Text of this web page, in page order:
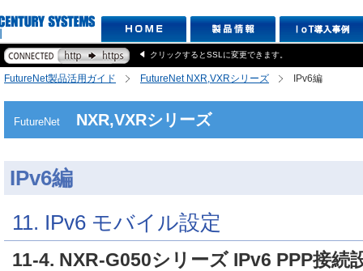
クリックするとSSLに変更できます。
FutureNet製品活用ガイド FutureNet NXR,VXRシリーズ IPv6編
FutureNet NXR,VXRシリーズ
IPv6編
11. IPv6 モバイル設定
11-4. NXR-G050シリーズ IPv6 PPP接続